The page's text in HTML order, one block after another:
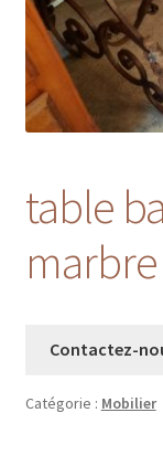
table
marbre
Contactez-
Catégorie : Mobilier